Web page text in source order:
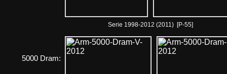
Serie 1998-2012 (2011) [P-55]
5000 Dram: